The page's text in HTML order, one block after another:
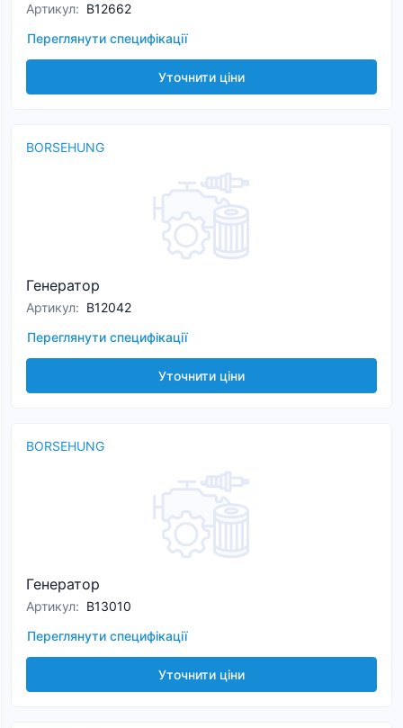
Артикул: B12662
Переглянути специфікації
Уточнити ціни
BORSEHUNG
Генератор
Артикул: B12042
Переглянути специфікації
Уточнити ціни
BORSEHUNG
Генератор
Артикул: B13010
Переглянути специфікації
Уточнити ціни